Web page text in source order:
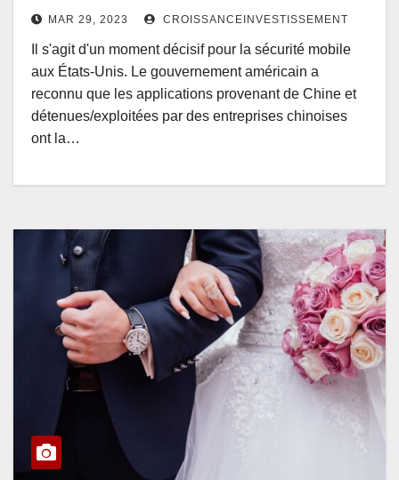
MAR 29, 2023 CROISSANCEINVESTISSEMENT
Il s'agit d'un moment décisif pour la sécurité mobile
aux États-Unis. Le gouvernement américain a
reconnu que les applications provenant de Chine et
détenues/exploitées par des entreprises chinoises
ont la…